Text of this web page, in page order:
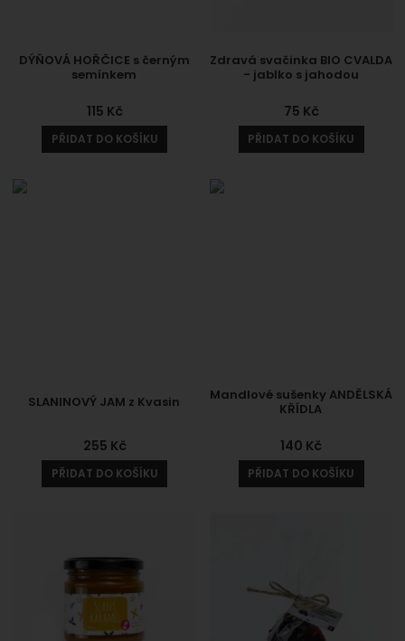
DÝŇOVÁ HOŘČICE s černým
semínkem
115 Kč
PŘIDAT DO KOŠÍKU
Zdravá svačinka BIO CVALDA
- jablko s jahodou
75 Kč
PŘIDAT DO KOŠÍKU
SLANINOVÝ JAM z Kvasin
255 Kč
PŘIDAT DO KOŠÍKU
Mandlové sušenky ANDĚLSKÁ
KŘÍDLA
140 Kč
PŘIDAT DO KOŠÍKU